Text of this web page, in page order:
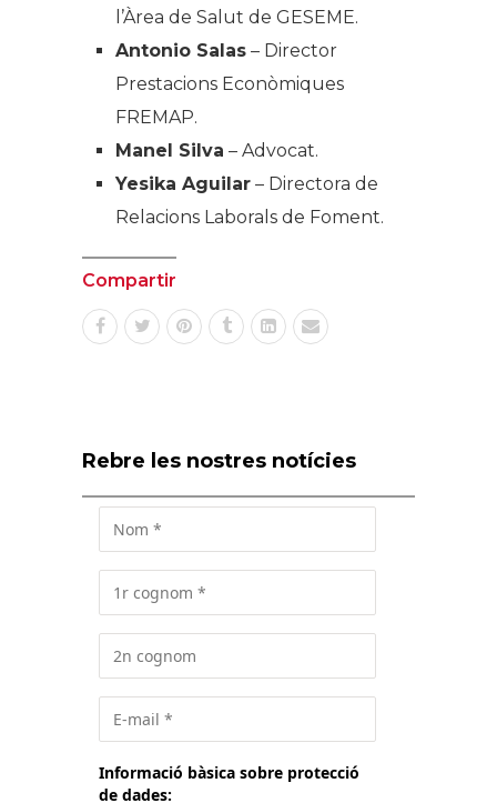
l’Àrea de Salut de GESEME.
Antonio Salas – Director
Prestacions Econòmiques
FREMAP.
Manel Silva – Advocat.
Yesika Aguilar – Directora de
Relacions Laborals de Foment.
Compartir
Rebre les nostres notícies
Informació bàsica sobre protecció
de dades: